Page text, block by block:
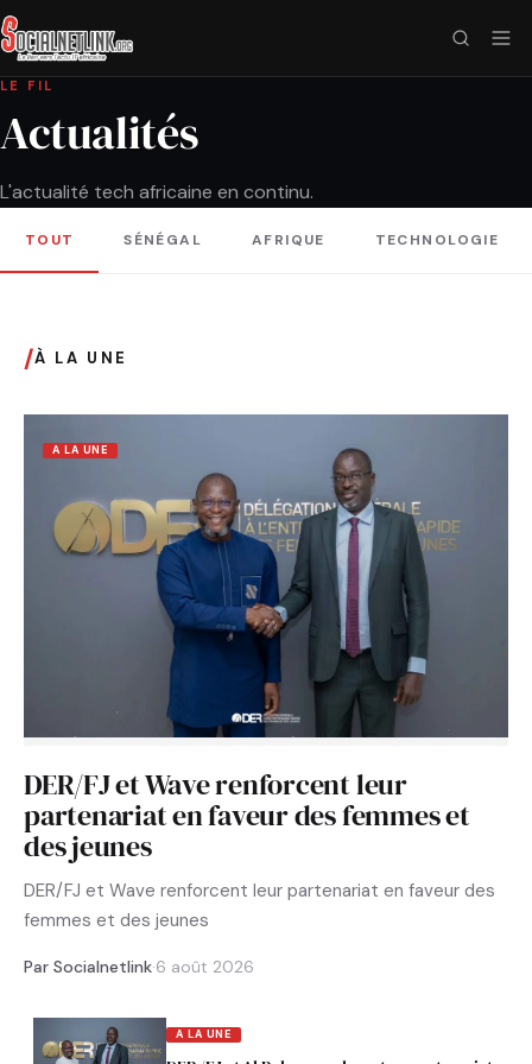
LE FIL
Actualités
L'actualité tech africaine en continu.
TOUT SÉNÉGAL AFRIQUE TECHNOLOGIE
/À LA UNE
A LA UNE
DER/FJ et Wave renforcent leur
partenariat en faveur des femmes et
des jeunes
DER/FJ et Wave renforcent leur partenariat en faveur des
femmes et des jeunes
Par Socialnetlink·6 août 2026
A LA UNE